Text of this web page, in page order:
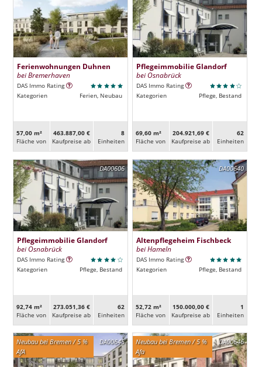
Ferienwohnungen Duhnen
bei Bremerhaven
DAS Immo Rating
Kategorien
Ferien, Neubau
57,00 m²
Fläche von
463.887,00 €
Kaufpreise ab
8
Ein­heiten
Pflegeimmobilie Glandorf
bei Osnabrück
DAS Immo Rating
Kategorien
Pflege, Bestand
69,60 m²
Fläche von
204.921,69 €
Kaufpreise ab
62
Ein­heiten
DA00606
Pflegeimmobilie Glandorf
bei Osnabrück
DAS Immo Rating
Kategorien
Pflege, Bestand
92,74 m²
Fläche von
273.051,36 €
Kaufpreise ab
62
Ein­heiten
DA00640
Altenpflegeheim Fischbeck
bei Hameln
DAS Immo Rating
Kategorien
Pflege, Bestand
52,72 m²
Fläche von
150.000,00 €
Kaufpreise ab
1
Ein­heiten
DA00645
Neubau bei Bremen / 5 %
AfA
DA00646
Neubau bei Bremen / 5 %
Afa